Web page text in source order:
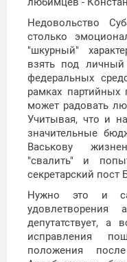
Недовольство
столько
"шкурный"
взять под личный
федеральных
рамках партийных
может радовать
Учитывая, что и
значительные
Васькову
"свалить" и
секретарский пост
Нужно это и
депутатствует,
исправления
положения